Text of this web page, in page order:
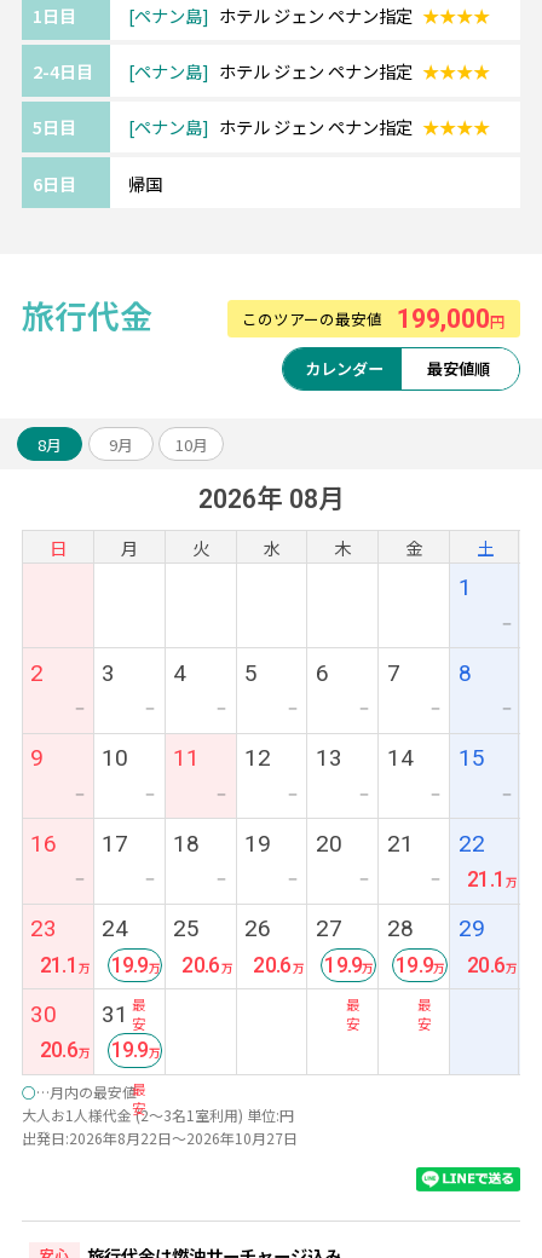
コムタ―にほど近いスーペリアクラスホテ
ポップで遊び心に溢れた客室からはジョージ
ショッピングモールも近く、街歩きにも便利
シートピッチが広く快適にお過ごしいただけ
マレーシア感溢れる機内食も好評。
1日目 ペナン島 ホテル ジェン ペナン指定 ★★★★
2-4日目 ペナン島 ホテル ジェン ペナン指定 ★★★★
5日目 ペナン島 ホテル ジェン ペナン指定 ★★★★
6日目 帰国
旅行代金 このツアーの最安値 199,000円
カレンダー 最安値順
8月 9月 10月
2026年 08月
日 月 火 水 木 金 土
1
ー
2
ー
3
ー
4
ー
5
ー
6
ー
7
ー
8
ー
9
ー
10
ー
11
ー
12
ー
13
ー
14
ー
15
ー
16
ー
17
ー
18
ー
19
ー
20
ー
21
ー
22
21.1
23
21.1
24
最
安
19.9
25
20.6
26
20.6
27
最
安
19.9
28
最
安
19.9
29
20.6
30
20.6
31
最
安
19.9
○…月内の最安値
大人お1人様代金 (2～3名1室利用) 単位:円
出発日:2026年8月22日～2026年10月27日